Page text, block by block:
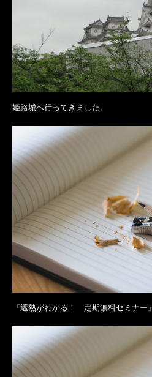
姫路城へ行ってきました。
『遮熱がわかる！ 定期無料セミナー』